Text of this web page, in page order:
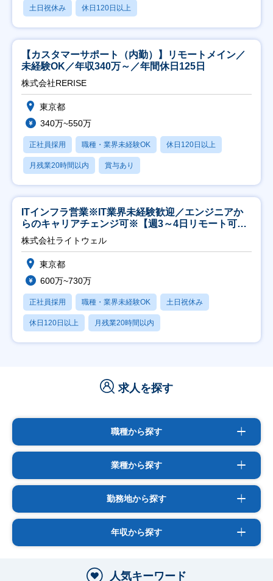
土日祝休み 休日120日以上
【カスタマーサポート（内勤）】リモートメイン／
未経験OK／年収340万～／年間休日125日
株式会社RERISE
東京都
340万~550万
正社員採用 職種・業界未経験OK 休日120日以上
月残業20時間以内 賞与あり
ITインフラ営業※IT業界未経験歓迎／エンジニアか
らのキャリアチェンジ可※【週3～4日リモート可
能】
株式会社ライトウェル
東京都
600万~730万
正社員採用 職種・業界未経験OK 土日祝休み
休日120日以上 月残業20時間以内
求人を探す
職種から探す
業種から探す
勤務地から探す
年収から探す
人気キーワード